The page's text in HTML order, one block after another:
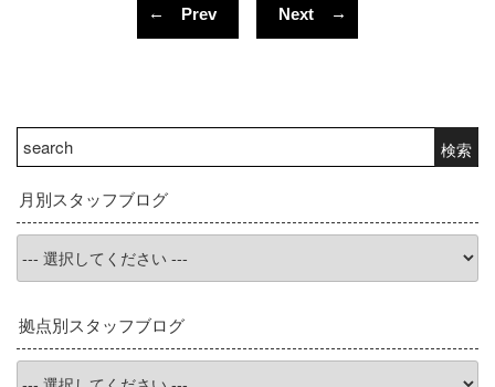
シ
ョ
ン
← Prev Next →
索:
検索
月別スタッフブログ
拠点別スタッフブログ